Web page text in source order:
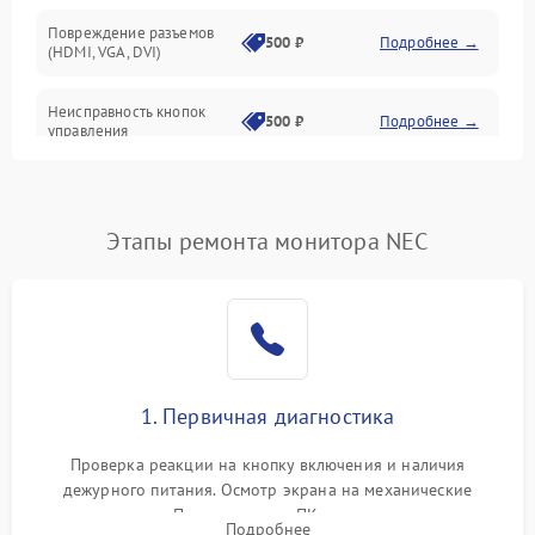
Повреждение разъемов
(HDMI, VGA, DVI)
500 ₽ Подробнее →
Неисправность кнопок
управления
500 ₽ Подробнее →
Повреждение кабеля
1000 ₽
Поломка системы
автоматического
1000 ₽ Подробнее →
Неисправность системы
1000 ₽
Этапы ремонта монитора NEC
1. Первичная диагностика
Проверка реакции на кнопку включения и наличия
дежурного питания. Осмотр экрана на механические
повреждения. Подключение к ПК для оценки вывода
Подробнее